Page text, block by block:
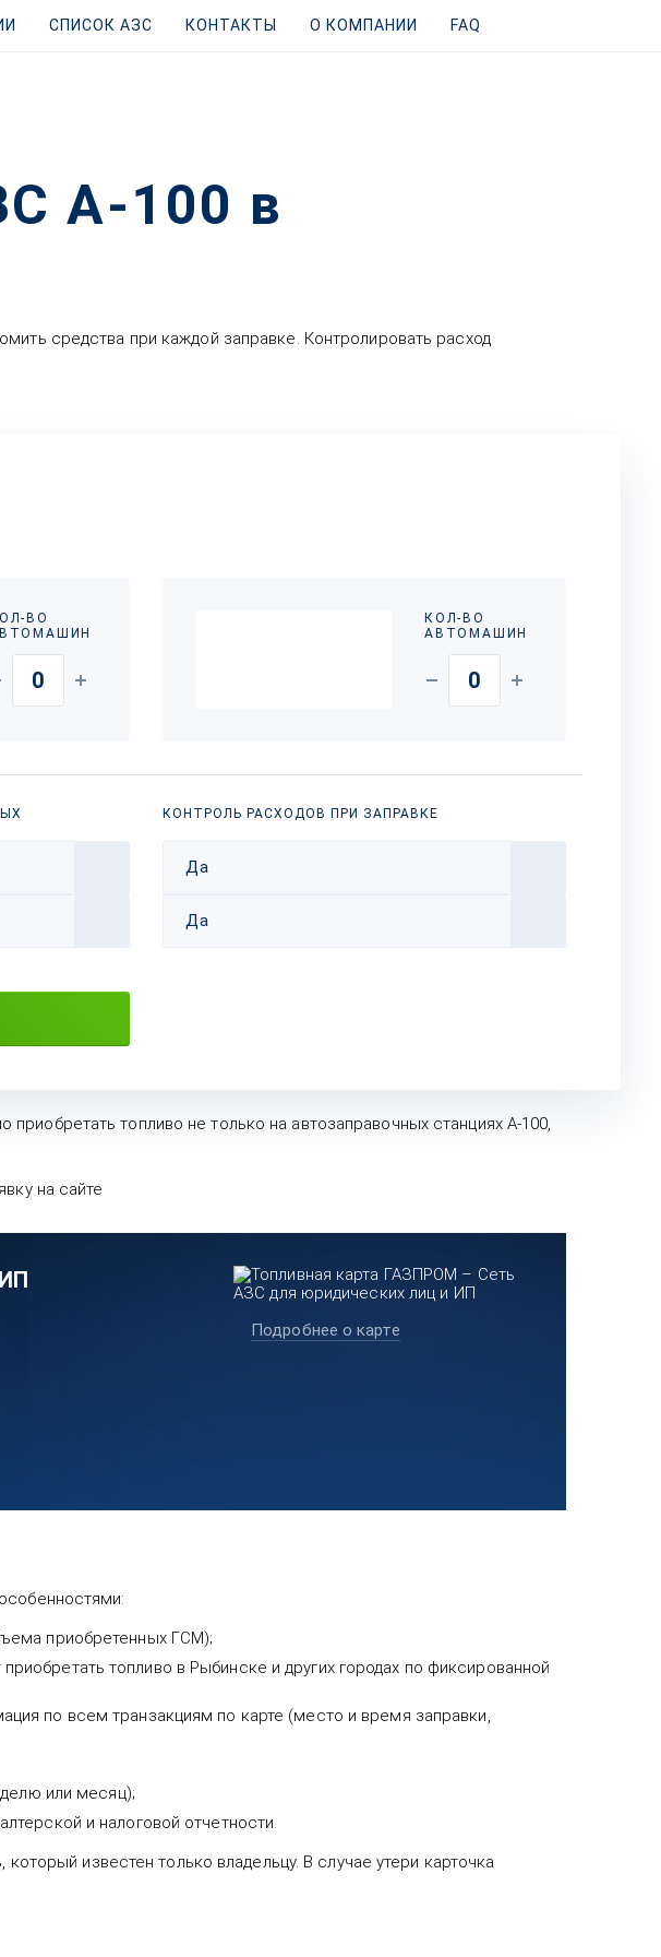
СПИСОК АЗС КОНТАКТЫ О КОМПАНИИ FAQ
А-100 в
средства при каждой заправке. Контролировать расход
ВО
КОЛ-ВО
АВТОМАШИН
КОНТРОЛЬ РАСХОДОВ ПРИ ЗАПРАВКЕ
Да
Да
топливо не только на автозаправочных станциях А-100,
на сайте
Подробнее о карте
приобретенных ГСМ);
топливо в Рыбинске и других городах по фиксированной
по всем транзакциям по карте (место и время заправки,
или месяц);
и налоговой отчетности.
известен только владельцу. В случае утери карточка